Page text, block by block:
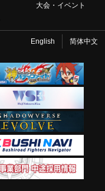
大会・イベント
English 简体中文